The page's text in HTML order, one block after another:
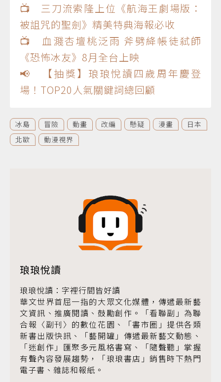
📺 三刀流索隆上位《航海王劇場版：
被詛咒的聖劍》精美特典海報必收
📺 血濺杏壇桃泛雨 斧劈絳帳徒弒師
《恐怖冰友》8月全台上映
📢 【抽獎】琅琅悅讀四歲周年慶登
場！TOP20人氣關鍵詞總回顧
冰島 冒險 動畫 改編 懸疑 漫畫
日本
北歐
動漫視界
琅琅悅讀
琅琅悅讀：字裡行間皆好讀
華文世界首屈一指的大眾文化媒體，傳遞最新藝
文資訊、推廣閱讀、鼓勵創作。「看聯副」為聯
合報〈副刊〉的數位花園、「書市圈」提供各類
新書出版快訊、「藝開罐」傳遞最新藝文動態、
「迷創作」匯聚多元風格書寫、「隨聲聽」掌握
有聲內容發展趨勢，「琅琅書店」銷售時下熱門
電子書、雜誌和報紙。